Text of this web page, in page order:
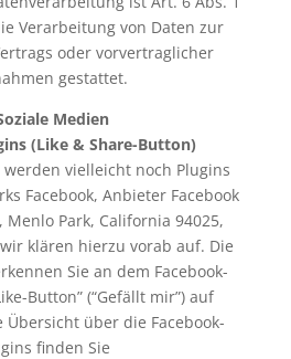
Verarbeitung von Daten zur
oder vorvertraglicher
gestattet.
Medien
(Like & Share-Button)
vielleicht noch Plugins
Facebook, Anbieter Facebook
Menlo Park, California 94025,
klären hierzu vorab auf. Die
Sie an dem Facebook-
Button” (“Gefällt mir”) auf
Übersicht über die Facebook-
finden Sie